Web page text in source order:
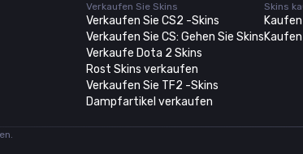
Verkaufen Sie Skins
Verkaufen Sie CS2 -Skins
Verkaufen Sie CS: Gehen Sie Skins
Verkaufe Dota 2 Skins
Rost Skins verkaufen
Verkaufen Sie TF2 -Skins
Dampfartikel verkaufen
Skins